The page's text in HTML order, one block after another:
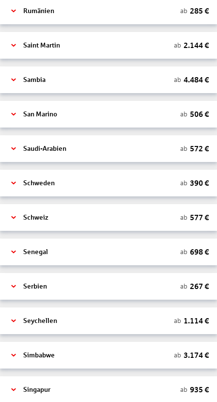
Rumänien ab 285 €
Saint Martin ab 2.144€
Sambia ab 4.484€
San Marino ab 506€
Saudi-Arabien ab 572 €
Schweden ab 390€
Schweiz ab 577 €
Senegal ab 698€
Serbien ab 267 €
Seychellen ab 1.114€
Simbabwe ab 3.174€
Singapur ab 935 €